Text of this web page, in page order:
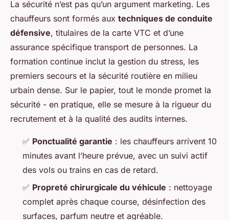
La sécurité n’est pas qu’un argument marketing. Les
chauffeurs sont formés aux techniques de conduite
défensive, titulaires de la carte VTC et d’une
assurance spécifique transport de personnes. La
formation continue inclut la gestion du stress, les
premiers secours et la sécurité routière en milieu
urbain dense. Sur le papier, tout le monde promet la
sécurité - en pratique, elle se mesure à la rigueur du
recrutement et à la qualité des audits internes.
✅ Ponctualité garantie : les chauffeurs arrivent 10
minutes avant l’heure prévue, avec un suivi actif
des vols ou trains en cas de retard.
✅ Propreté chirurgicale du véhicule : nettoyage
complet après chaque course, désinfection des
surfaces, parfum neutre et agréable.